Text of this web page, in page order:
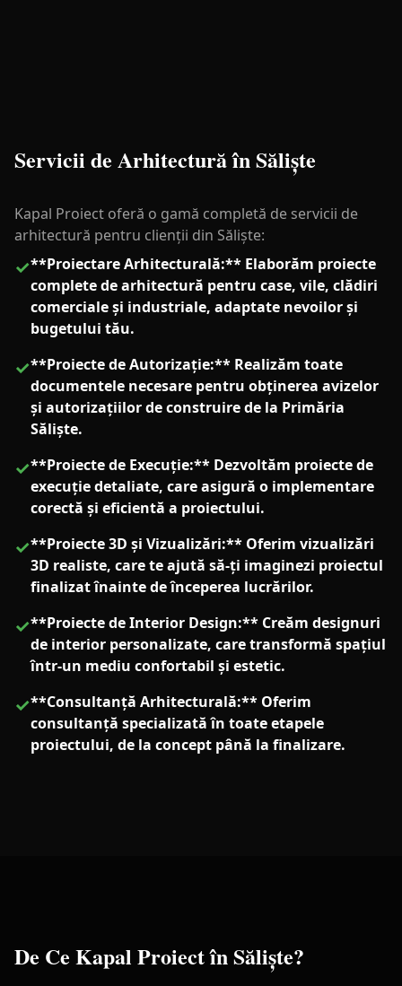
Servicii de Arhitectură în Săliște
Kapal Proiect oferă o gamă completă de servicii de
arhitectură pentru clienții din Săliște:
✓**Proiectare Arhitecturală:** Elaborăm proiecte
complete de arhitectură pentru case, vile, clădiri
comerciale și industriale, adaptate nevoilor și
bugetului tău.
✓**Proiecte de Autorizație:** Realizăm toate
documentele necesare pentru obținerea avizelor
și autorizațiilor de construire de la Primăria
Săliște.
✓**Proiecte de Execuție:** Dezvoltăm proiecte de
execuție detaliate, care asigură o implementare
corectă și eficientă a proiectului.
✓**Proiecte 3D și Vizualizări:** Oferim vizualizări
3D realiste, care te ajută să-ți imaginezi proiectul
finalizat înainte de începerea lucrărilor.
✓**Proiecte de Interior Design:** Creăm designuri
de interior personalizate, care transformă spațiul
într-un mediu confortabil și estetic.
✓**Consultanță Arhitecturală:** Oferim
consultanță specializată în toate etapele
proiectului, de la concept până la finalizare.
De Ce Kapal Proiect înSăliște?